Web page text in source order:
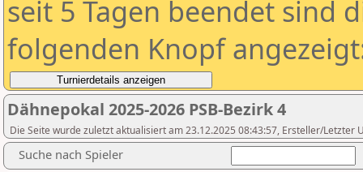
seit 5 Tagen beendet sind
folgenden Knopf
Dähnepokal 2025-2026 PSB-Bezirk 4
Die Seite wurde zuletzt aktualisiert am 23.12.2025 08:43:57, Ersteller/Letzter
Suche nach Spieler